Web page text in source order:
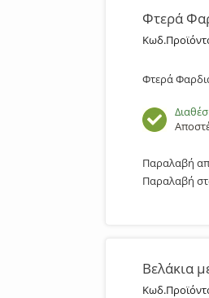
Φτερά
Φτερά
Παραλαβή
Παραλαβή
Βελάκια